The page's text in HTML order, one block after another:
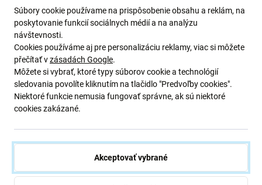
Lepidlo pod LCD displej pre Apple
iPhone 12 Pro
Ak ste svoje zariadenie Apple iPhone 12 Pro rozobrali a
potrebujetenové lepidlo, toto je diel, ktorý potrebujete,
aby bolo vaše zariadenie opäť funkčné.
Kvalita: Aftermarket– Náhradný diel predávaný ako
Aftermarket je vyrobený podľa rovnakých noriem,
špecifikácií a materiálov ako originál. Toto je kópia
Súbory cookie používame na prispôsobenie obsahu a reklám, na
poskytovanie funkcií sociálnych médií a na analýzu
návštevnosti.
Cookies používáme aj pre personalizáciu reklamy, viac si môžete
přečítať vzásadách Google.
Môžete si vybrať, ktoré typy súborov cookie a technológií
sledovania povolíte kliknutím na tlačidlo "Predvoľby cookies".
Niektoré funkcie nemusia fungovať správne, ak sú niektoré
cookies zakázané.
Akceptovať vybrané